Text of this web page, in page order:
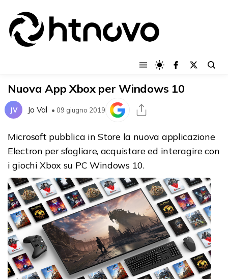
Nuova App Xbox per Windows 10
JV Jo Val • 09 giugno 2019
Microsoft pubblica in Store la nuova applicazione
Electron per sfogliare, acquistare ed interagire con
i giochi Xbox su PC Windows 10.